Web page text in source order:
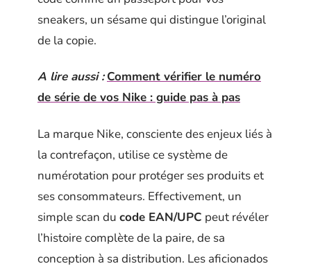
sneakers, un sésame qui distingue l’original
de la copie.
A lire aussi : Comment vérifier le numéro
de série de vos Nike : guide pas à pas
La marque Nike, consciente des enjeux liés à
la contrefaçon, utilise ce système de
numérotation pour protéger ses produits et
ses consommateurs. Effectivement, un
simple scan du code EAN/UPC peut révéler
l’histoire complète de la paire, de sa
conception à sa distribution. Les aficionados